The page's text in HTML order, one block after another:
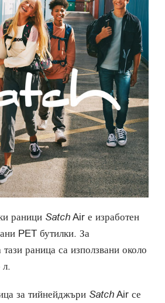
раници SatchAir е изработен
PET бутилки. За
раница са използвани около
л.
за тийнейджъри SatchAir се